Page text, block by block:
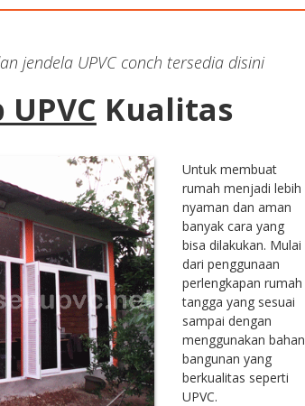
jendela UPVC conch tersedia disini
Kualitas
Untuk membuat
rumah menjadi lebih
nyaman dan aman
banyak cara yang
bisa dilakukan. Mulai
dari penggunaan
perlengkapan rumah
tangga yang sesuai
sampai dengan
menggunakan bahan
bangunan yang
berkualitas seperti
UPVC.